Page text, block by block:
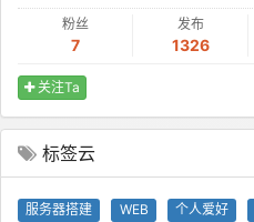
粉丝
7
发布
1326
关注Ta
标签云
服务器搭建 WEB 个人爱好